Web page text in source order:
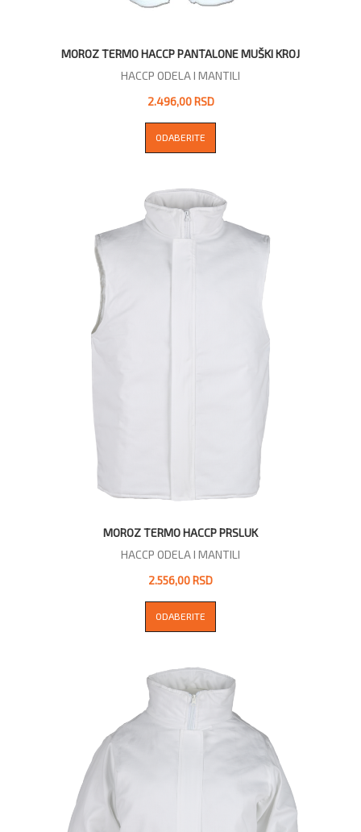
MOROZ TERMO HACCP PANTALONE MUŠKI KROJ
HACCP ODELA I MANTILI
2.496,00 RSD
ODABERITE
MOROZ TERMO HACCP PRSLUK
HACCP ODELA I MANTILI
2.556,00 RSD
ODABERITE